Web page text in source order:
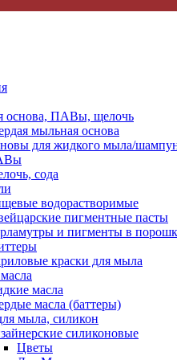
основа, ПАВы, щелочь
мыльная основа
для жидкого мыла/
сода
водорастворимые
пигментные пасты
и пигменты в
краски для мыла
масла
масла (баттеры)
мыла, силикон
силиконовые
Цветы